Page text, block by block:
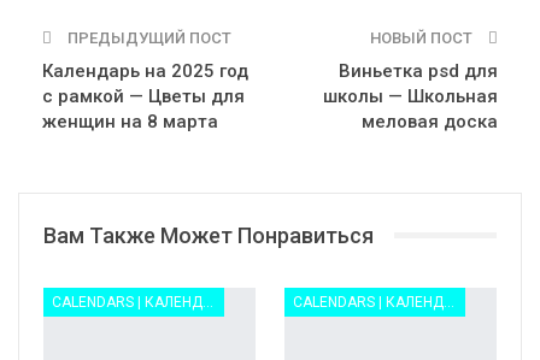
ПРЕДЫДУЩИЙ ПОСТ
Календарь на 2025 год
с рамкой — Цветы для
женщин на 8 марта
НОВЫЙ ПОСТ
Виньетка psd для
школы — Школьная
меловая доска
Вам Также Может Понравиться